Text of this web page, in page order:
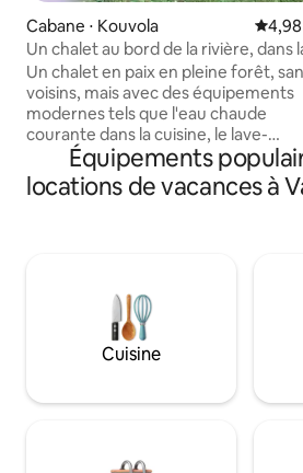
Cabane ⋅ Kouvola
Un chalet au bord de la rivière, dans
tranquillité de la nature
Un chalet en paix en pleine forêt,
voisins, mais avec des équipements
modernes tels que l'eau chaude
courante dans la cuisine, le lave-
vaisselle, la cheminée et le
électrique. Depuis le sauna chauffé
bois, vous pouvez plonger dans la
baies. La dépendance dispose de son
propre espace et d'un grand lit
et le bâtiment principal dispose d'un
canapé-lit et d'un lit et d'un matelas
électroniques avec chauffage.
Équipements
locations de vacances à
Cuisine